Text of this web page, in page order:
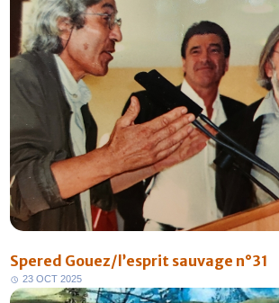
Spered Gouez/l’esprit sauvage n°31
23 OCT 2025